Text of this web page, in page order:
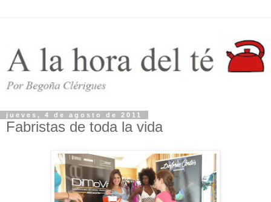
jueves, 4 de agosto de 2011
Fabristas de toda la vida